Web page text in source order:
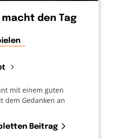
macht den Tag
mit einem guten
dem Gedanken an
Beitrag